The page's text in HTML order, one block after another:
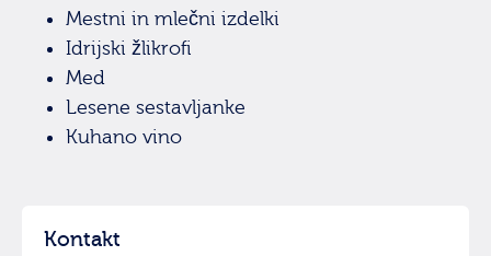
Mestni in mlečni izdelki
Idrijski žlikrofi
Med
Lesene sestavljanke
Kuhano vino
Kontakt